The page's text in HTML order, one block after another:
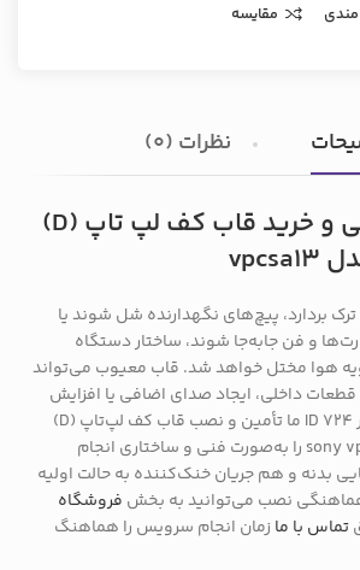
مندی مقایسه
نظرات (0)
بررسی تخصصی و خرید قاب کف لپ تاپ (D)
بردارد، پیچ‌های نگهدارنده شل شوند یا
و فن جابه‌جا شوند، ساختار دستگاه
هوا مختل خواهد شد. قاب معیوب می‌تواند
داخلی، ایجاد صدای اضافی یا افزایش
دمای قطعات شود. در ID 724 ما تأمین و نصب قاب کف لپ‌تاپ (D)
مخصوص مدل sony vpcsa13 را به‌صورت فنی و ساختاری انجام
بدنه و هم جریان خنک‌کننده به حالت اولیه
هماهنگی نصب می‌توانید به بخش فروشگاه
تماس با ما زمان انجام سرویس را هماهنگ